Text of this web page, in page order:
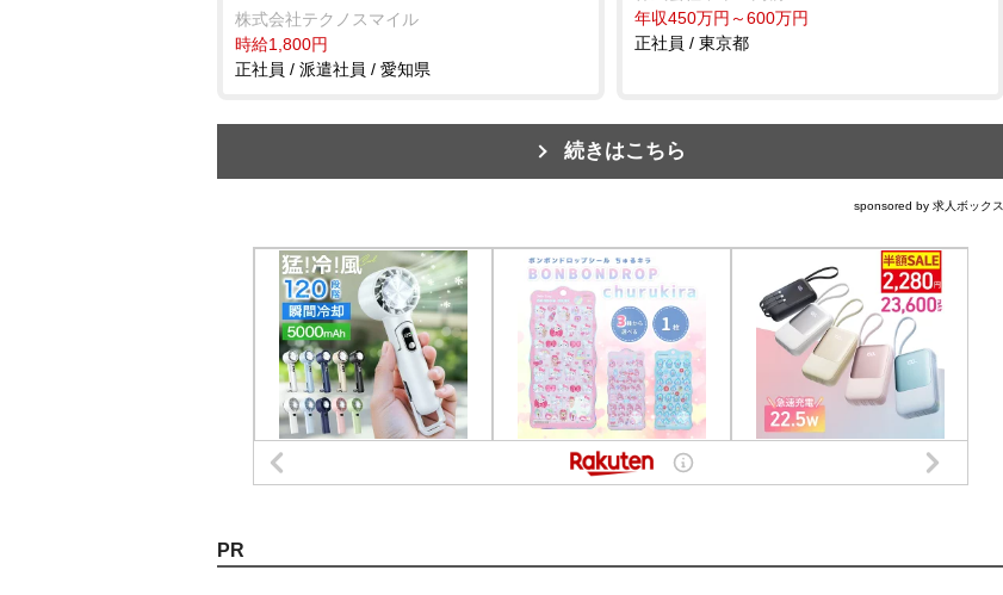
株式会社テクノスマイル
時給1,800円
正社員 / 派遣社員 / 愛知県
年収450万円～600万円
正社員 / 東京都
続きはこちら
sponsored by 求人ボックス
PR